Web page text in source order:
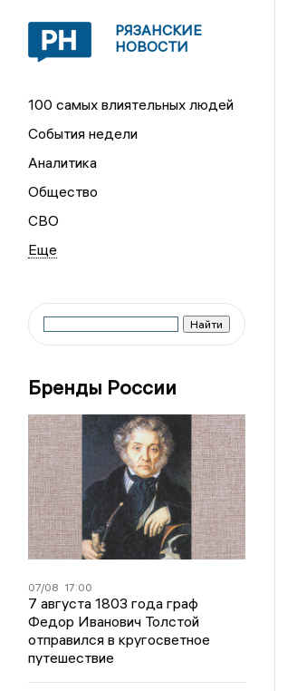
РЯЗАНСКИЕ
НОВОСТИ
100 самых влиятельных людей
События недели
Аналитика
Общество
СВО
Бренды России
07/08 17:00
7 августа 1803 года граф
Федор Иванович Толстой
отправился в кругосветное
путешествие